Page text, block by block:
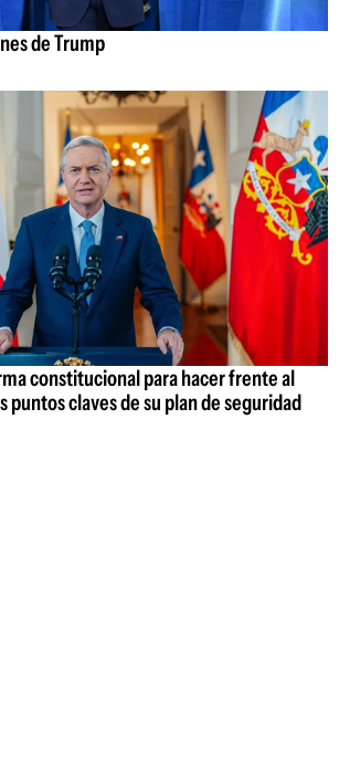
de Trump
constitucional para hacer frente al
puntos claves de su plan de seguridad